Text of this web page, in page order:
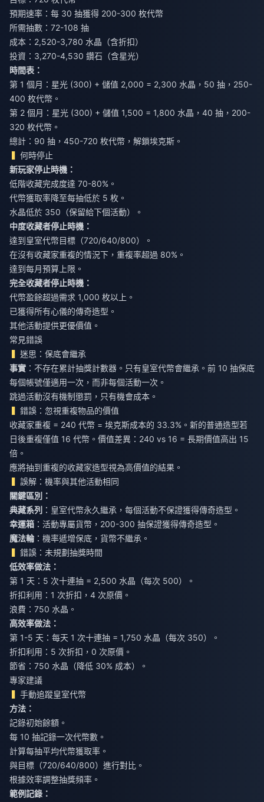
預期速率：每 30 抽獲得 200-300 枚代幣
所需抽數：72-108 抽
成本：2,520-3,780 水晶（含折扣）
投資：3,270-4,530 鑽石（含星光）
時間表：
第 1 個月：星光 (300) + 儲值 2,000 = 2,300 水晶，50 抽，250-
400 枚代幣。
第 2 個月：星光 (300) + 儲值 1,500 = 1,800 水晶，40 抽，200-
320 枚代幣。
總計：90 抽，450-720 枚代幣，解鎖埃克斯。
何時停止
新玩家停止時機：
低階收藏完成度達 70-80%。
代幣獲取率降至每抽低於 5 枚。
水晶低於 350（保留給下個活動）。
中度收藏者停止時機：
達到皇室代幣目標（720/640/800）。
在沒有收藏家重複的情況下，重複率超過 80%。
達到每月預算上限。
完全收藏者停止時機：
代幣盈餘超過需求 1,000 枚以上。
已獲得所有心儀的傳奇造型。
其他活動提供更優價值。
常見錯誤
迷思：保底會繼承
事實 ：不存在累計抽獎計數器。只有皇室代幣會繼承。前 10 抽保底
每個帳號僅適用一次，而非每個活動一次。
跳過活動沒有機制懲罰，只有機會成本。
錯誤：忽視重複物品的價值
收藏家重複 = 240 代幣 = 埃克斯成本的 33.3%。新的普通造型若
日後重複僅值 16 代幣。價值差異：240 vs 16 = 長期價值高出 15
倍。
應將抽到重複的收藏家造型視為高價值的結果。
誤解：機率與其他活動相同
關鍵區別：
典藏系列 ：皇室代幣永久繼承，每個活動不保證獲得傳奇造型。
幸運箱 ：活動專屬貨幣，200-300 抽保證獲得傳奇造型。
魔法輪 ：機率遞增保底，貨幣不繼承。
錯誤：未規劃抽獎時間
低效率做法：
第 1 天：5 次十連抽 = 2,500 水晶（每次 500）。
折扣利用：1 次折扣，4 次原價。
浪費：750 水晶。
高效率做法：
第 1-5 天：每天 1 次十連抽 = 1,750 水晶（每次 350）。
折扣利用：5 次折扣，0 次原價。
節省：750 水晶（降低 30% 成本）。
專家建議
手動追蹤皇室代幣
方法：
記錄初始餘額。
每 10 抽記錄一次代幣數。
計算每抽平均代幣獲取率。
與目標（720/640/800）進行對比。
根據效率調整抽獎頻率。
範例記錄：